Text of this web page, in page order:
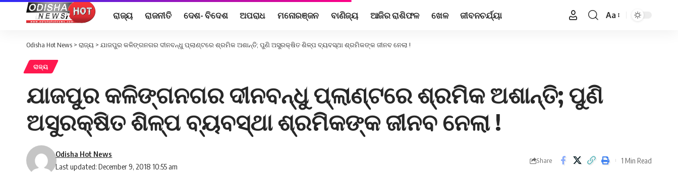
ରାଜ୍ୟ ରାଜନୀତି ଦେଶ- ବିଦେଶ ଅପରାଧ ମନୋରଞ୍ଜନ ବାଣିଜ୍ୟ ଆଜିର ରାଶିଫଳ ଖେଳ ଜୀବନଚର୍ଯ୍ୟା
Font
Aa
Odisha Hot News > ରାଜ୍ୟ > ଯାଜପୁର କଳିଙ୍ଗନଗର ଦୀନବନ୍ଧୁ ପ୍ଲାଣ୍ଟରେ ଶ୍ରମିକ ଅଶାନ୍ତି; ପୁଣି ଅସୁରକ୍ଷିତ ଶିଳ୍ପ ବ୍ୟବସ୍ଥା ଶ୍ରମିକଙ୍କ ଜୀନବ ନେଲା !
ରାଜ୍ୟ
ଯାଜପୁର କଳିଙ୍ଗନଗର ଦୀନବନ୍ଧୁ ପ୍ଲାଣ୍ଟରେ ଶ୍ରମିକ ଅଶାନ୍ତି; ପୁଣି
ଅସୁରକ୍ଷିତ ଶିଳ୍ପ ବ୍ୟବସ୍ଥା ଶ୍ରମିକଙ୍କ ଜୀନବ ନେଲା !
Last updated: December 9, 2018 10:55 am
Odisha Hot News
Share 1 Min Read